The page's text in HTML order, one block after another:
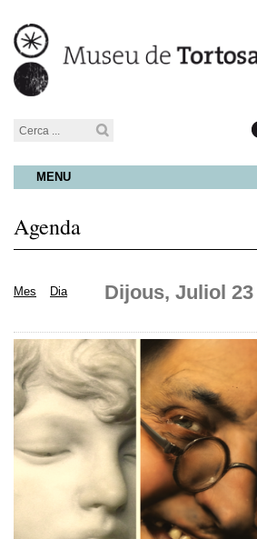
MENU
Agenda
Mes Dia Dijous, Juliol 23